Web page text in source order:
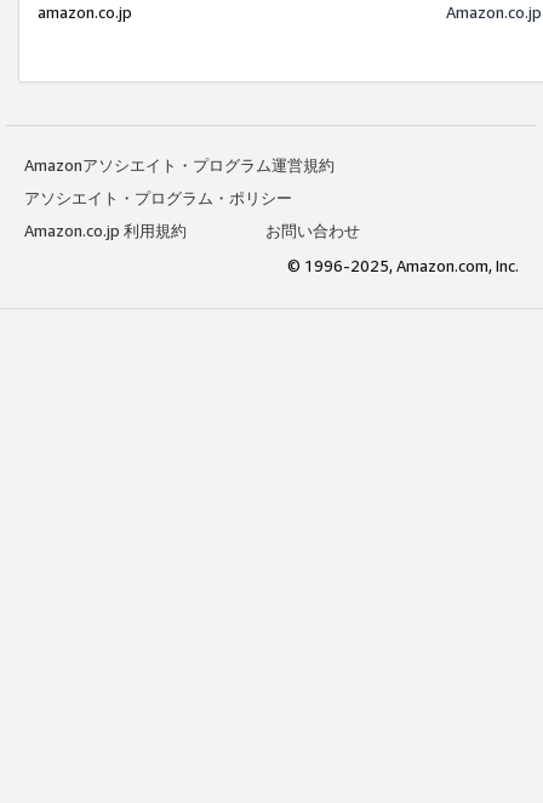
amazon.co.jp
Amazonアソシエイト・プログラム運営規約
アソシエイト・プログラム・ポリシー
Amazon.co.jp 利用規約
お問い合わせ
© 1996-2025, Amazon.com, Inc.